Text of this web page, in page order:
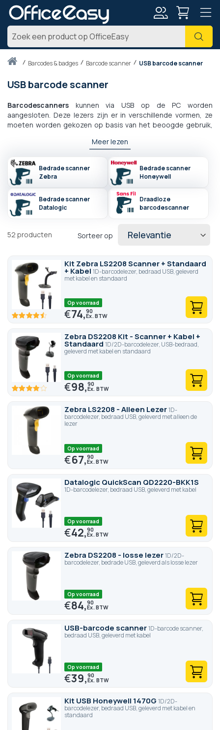
Zoek
Thuisbarcodes & badges Barcode scanner USB barcode scanner
USB barcode scanner
Barcodescanners kunnen via USB op de PC worden
aangesloten. Deze lezers zijn er in verschillende vormen, ze
moeten worden gekozen op basis van het beoogde gebruik,
scannen items: - De USB-barcodescanners - De
specifieke apparaten te plaatsen. Deze lezers zijn ideaal voor
supermarkten en hypermarkten omdat ze dagelijks grote
hoeveelheden streepjescodes kunnen scannen.
Desktopterminals worden vaak aan een kassa gekoppeld,
maar het kan ook een ander type elektronisch apparaat zijn. Ze
maken vaak deel uit van een minicomputer en hebben ook een
Meer lezen
Bedrade scanner
Zebra
Bedrade scanner
Honeywell
Bedrade scanner
Datalogic
Draadloze
barcodescanner
52 producten Sorteer op
Kit Zebra LS2208 Scanner + Standaard
+ Kabel 1D-barcodelezer, bedraad USB, geleverd
met kabel en standaard
90 100
Op voorraad
€74,90
Zebra DS2208 Kit - Scanner + Kabel +
Standaard 1D/2D-barcodelezer, USB-bedraad,
geleverd met kabel en standaard
80 100
Op voorraad
€98,90
Zebra LS2208 - Alleen Lezer1D-
barcodelezer, bedraad USB, geleverd met alleen de
lezer
Op voorraad
€67,90
Datalogic QuickScan QD2220-BKK1S
1D-barcodelezer, bedraad USB, geleverd met kabel
Op voorraad
€42,90
Zebra DS2208 - losse lezer1D/2D-
barcodelezer, bedrade USB, geleverd als losse lezer
Op voorraad
€84,90
USB-barcode scanner1D-barcode scanner,
bedraad USB, geleverd met kabel
Op voorraad
€39,90
Kit USB Honeywell 1470G 1D/2D-
barcodelezer, bedraad USB, geleverd met kabel en
standaard